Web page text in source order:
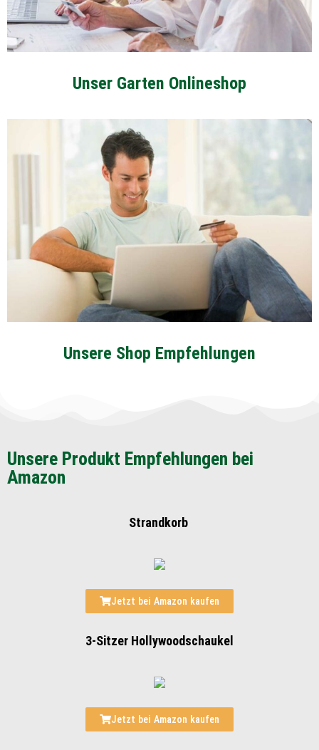
Unser Garten Onlineshop
Unsere Shop Empfehlungen
Unsere Produkt Empfehlungen bei
Amazon
Strandkorb
Jetzt bei Amazon kaufen
3-Sitzer Hollywoodschaukel
Jetzt bei Amazon kaufen